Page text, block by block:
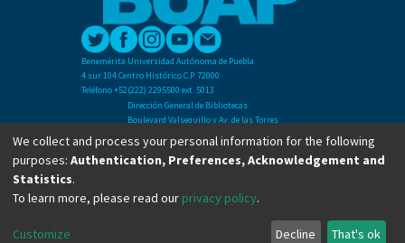
Benemérita Universidad Autónoma de Puebla
4 sur 104 Centro Histórico C.P. 72000
Teléfono +52(222) 2295500 ext. 5013
Dirección General de Bibliotecas
Boulevard Valsequillo y Av. de las Torres
Ciudad Universitaria. Col. San Manuel
C.P. 72570
Teléfono +52 (222) 2295500 Ext 2901
Copyright © Dirección General de Bibliotecas - BUAP 2024. All right reserved.
We collect and process your personal information for the following
purposes: Authentication, Preferences, Acknowledgement and
Statistics.
To learn more, please read our privacy policy.
Customize Decline That's ok